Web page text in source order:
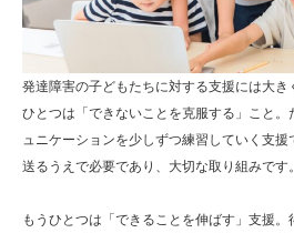
発達障害の子どもたちに対する支援には大き
ひとつは「できないことを克服する」こと。
ュニケーションを少しずつ練習していく支
送るうえで必要であり、大切な取り組みです。
もうひとつは「できることを伸ばす」支援